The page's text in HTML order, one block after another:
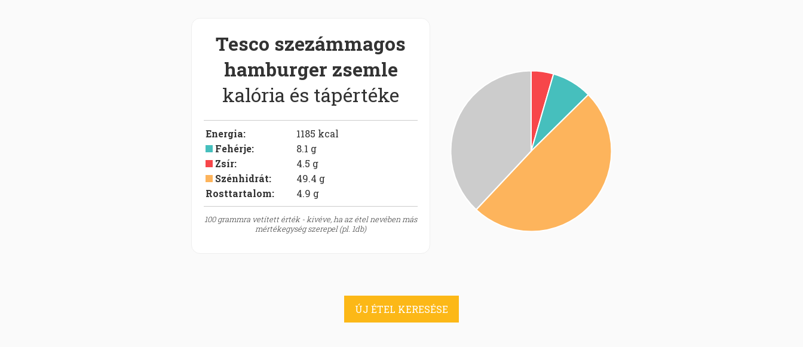
Tesco szezámmagos
hamburger zsemle
kalória és tápértéke
Energia: 1185 kcal
Fehérje: 8.1 g
Zsír: 4.5 g
Szénhidrát: 49.4 g
Rosttartalom:
4.9 g
100 grammra vetített érték - kivéve, ha az étel nevében más
mértékegység szerepel (pl. 1db)
ÚJ ÉTEL KERESÉSE